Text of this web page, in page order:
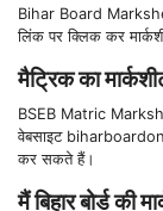
Bihar Board
लिंक पर क्लिक कर
मैट्रिक का
BSEB Matric
वेबसाइट
कर सकते हैं।
मैं बिहार बोर्ड की